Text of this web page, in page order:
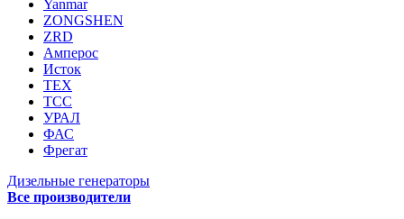
Yanmar
ZONGSHEN
ZRD
Амперос
Исток
ТЕХ
ТСС
УРАЛ
ФАС
Фрегат
Дизельные генераторы
Все производители